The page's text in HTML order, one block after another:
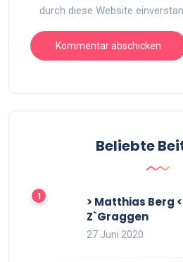
durch diese Website
Beliebte
> Matthias Berg
Z`Graggen
27 Juni 2020